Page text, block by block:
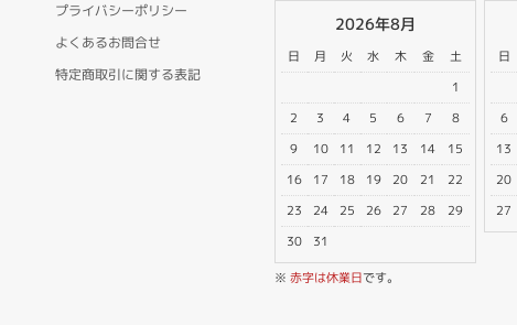
プライバシーポリシー
よくあるお問合せ
特定商取引に関する表記
2026年8月
日 月 火 水 木 金
土
1
2
3 4 5 6 7
8
9
10 11 12 13 14
15
16
17 18 19 20 21
22
23
24 25 26 27 28
29
30
31
日
6
13
20
27
※ 赤字は休業日です。